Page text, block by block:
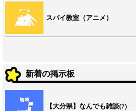
スパイ教室（アニメ）
新着の掲示板
【大分県】なんでも雑談(7)